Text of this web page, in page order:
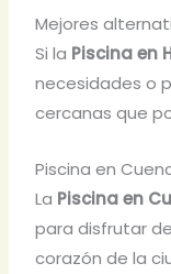
Mejores
Si la Piscina en
necesidades o
cercanas que
Piscina en
La Piscina en
para disfrutar
corazón de la